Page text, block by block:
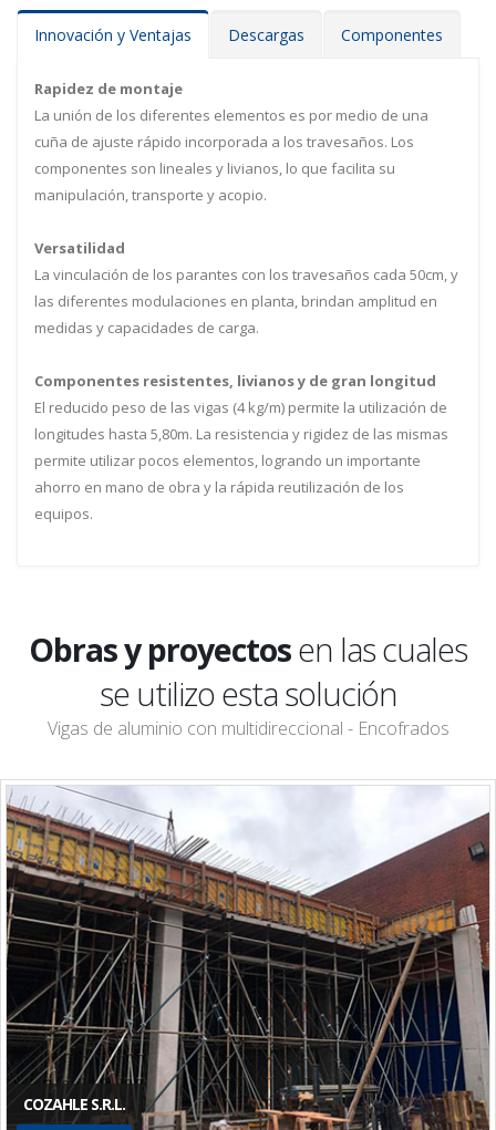
Innovación y Ventajas Descargas Componentes
Rapidez de montaje
La unión de los diferentes elementos es por medio de una
cuña de ajuste rápido incorporada a los travesaños. Los
componentes son lineales y livianos, lo que facilita su
manipulación, transporte y acopio.
Versatilidad
La vinculación de los parantes con los travesaños cada 50cm, y
las diferentes modulaciones en planta, brindan amplitud en
medidas y capacidades de carga.
Componentes resistentes, livianos y de gran longitud
El reducido peso de las vigas (4 kg/m) permite la utilización de
longitudes hasta 5,80m. La resistencia y rigidez de las mismas
permite utilizar pocos elementos, logrando un importante
ahorro en mano de obra y la rápida reutilización de los
equipos.
Obras y proyectosen las cuales
se utilizo esta solución
Vigas de aluminio con multidireccional - Encofrados
COZAHLE S.R.L.